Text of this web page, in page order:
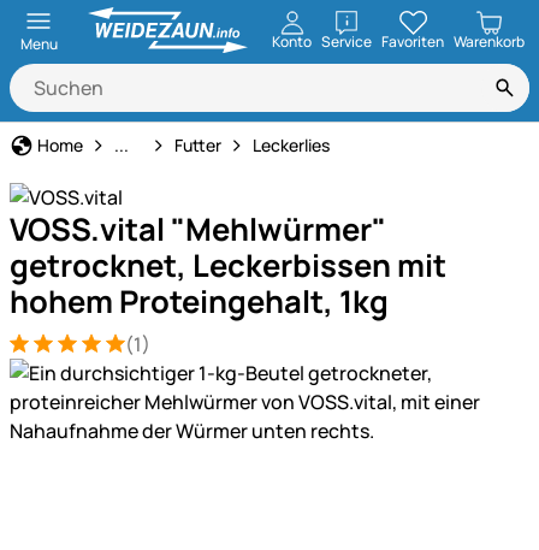
Menu Konto ServiceöffnenFavoriten Warenkorb
Home Geflügelhaltung
... Futter Leckerlies
VOSS.vital "Mehlwürmer"
getrocknet, Leckerbissen mit
hohem Proteingehalt, 1kg
Bewertung: 5 von 5 (1 Bewertungen)
1 Bewertung (1)
Produktgalerie